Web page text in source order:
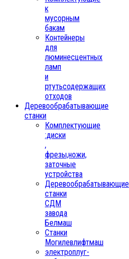
к
мусорным
бакам
Контейнеры
для
люминесцентных
ламп
и
ртутьсодержащих
отходов
Деревообрабатывающие
станки
Комплектующие
:диски
,
фрезы,ножи,
заточные
устройства
Деревообрабатывающие
станки
СДМ
завода
Белмаш
Станки
Могилевлифтмаш
электроплуг-